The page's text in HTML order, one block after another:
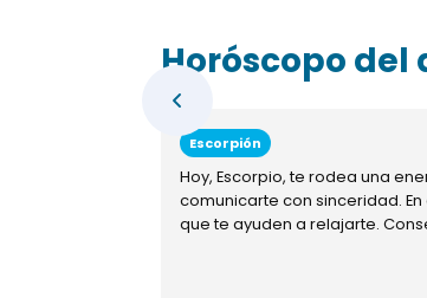
Horóscopo del
Escorpión
Hoy, Escorpio, te rodea una
comunicarte con sinceridad.
que te ayuden a relajarte.